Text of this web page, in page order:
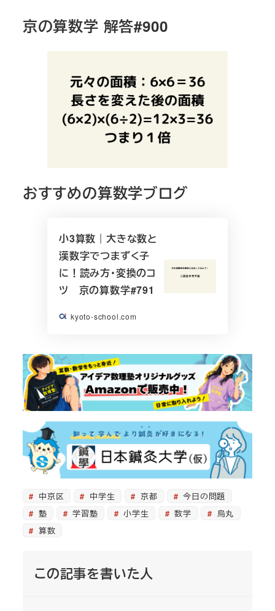
京の算数学 解答#900
おすすめの算数学ブログ
小3算数｜大きな数と
漢数字でつまずく子
に！読み方・変換のコ
ツ 京の算数学#791
kyoto-school.com
中京区 中学生 京都
今日の問題
塾
学習塾 小学生 数学
烏丸
算数
この記事を書いた人